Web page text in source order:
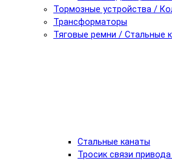
Тормозные устройства /
Трансформаторы
Тяговые ремни / Стальные
Стальные канаты
Тросик связи